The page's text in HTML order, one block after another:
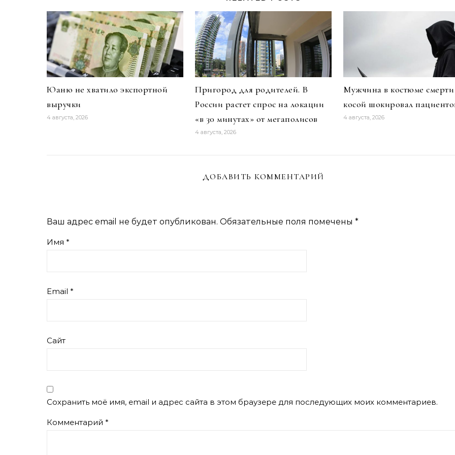
Юаню не хватило экспортной
выручки
4 августа, 2026
Пригород для родителей. В
России растет спрос на локации
«в 30 минутах» от мегаполисов
4 августа, 2026
Мужчина в костюме смерти
косой шокировал
4 августа, 2026
ДОБАВИТЬ КОММЕНТАРИЙ
Ваш адрес email не будет опубликован. Обязательные поля помечены *
Имя *
Email *
Сайт
Сохранить моё имя, email и адрес сайта в этом браузере для последующих моих комментариев.
Комментарий *